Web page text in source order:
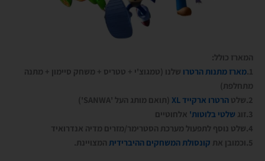
המארז כולל:
1. מארז מתנות הרטרו שלנו (טמגוצ'י + טטריס + משחק סיימון + מתנה
מתחלפת)
2.שלט
הרטרו ארקייד XL
(תואם מותג העל 'SANWA')
3.זוג
שלטי בלוטות' אלחוטיים
4.שלט נוסף לתפעול מערכת הסטרימר/מזרים מדיה אנדרואיד
5.וכמובן את
קונסולת המשחקים ההיברידית המצויינת.